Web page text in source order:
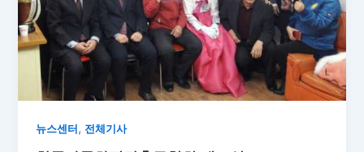
뉴스센터 , 전체기사